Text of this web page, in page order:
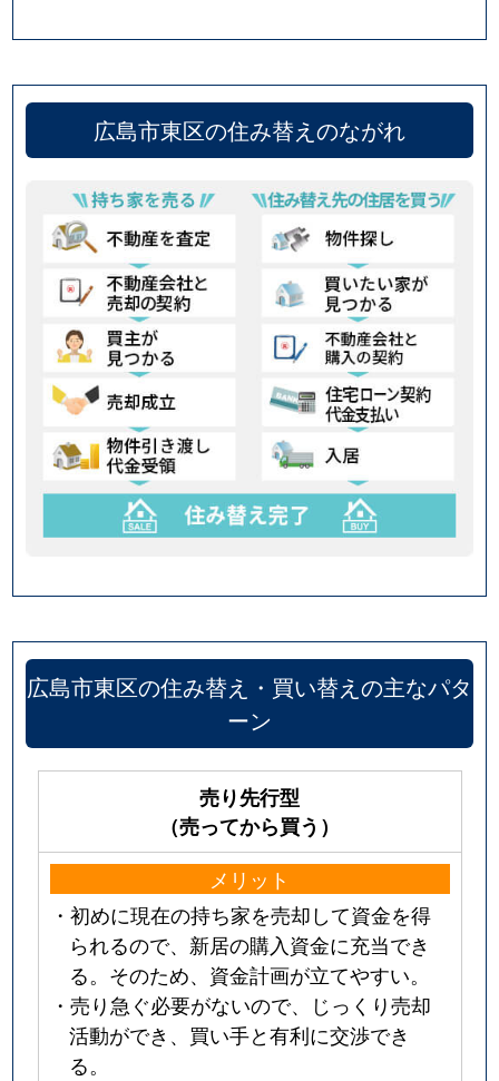
広島市東区の住み替えのながれ
広島市東区の住み替え・買い替えの主なパタ
ーン
売り先行型
（売ってから買う）
メリット
・初めに現在の持ち家を売却して資金を得
られるので、新居の購入資金に充当でき
る。そのため、資金計画が立てやすい。
・売り急ぐ必要がないので、じっくり売却
活動ができ、買い手と有利に交渉でき
る。